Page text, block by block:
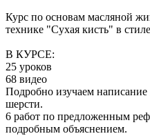
Курс по основам масляной
технике "Сухая кисть" в
В КУРСЕ:
25 уроков
68 видео
Подробно изучаем
шерсти.
6 работ по предложенным
подробным объяснением.